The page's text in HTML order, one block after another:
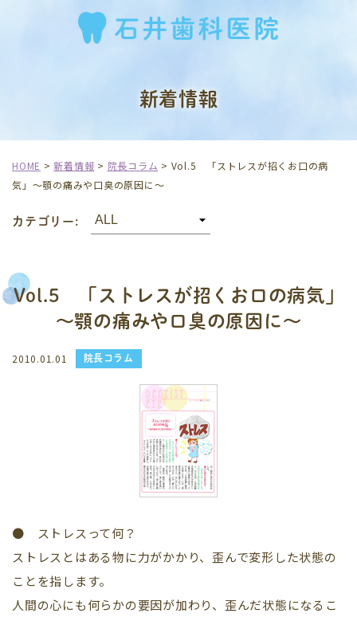
新着情報
HOME >新着情報 > 院長コラム > Vol.5 「ストレスが招くお口の病
気」～顎の痛みや口臭の原因に～
カテゴリー:
Vol.5 「ストレスが招くお口の病気」
～顎の痛みや口臭の原因に～
2010.01.01 院長コラム
● ストレスって何？
ストレスとはある物に力がかかり、歪んで変形した状態の
ことを指します。
人間の心にも何らかの要因が加わり、歪んだ状態になるこ